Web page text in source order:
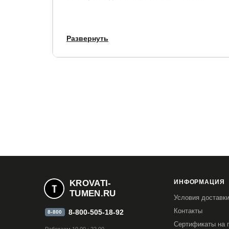
Гарантия:от 1.5 до 10 лет (в зависимости от
Срок службы:10 лет.
Развернуть
KROVATI-
TUMEN.RU
8-800 8-800-505-18-92
ИНФОРМАЦИЯ
Условия доставки
Контакты
Сертификаты на